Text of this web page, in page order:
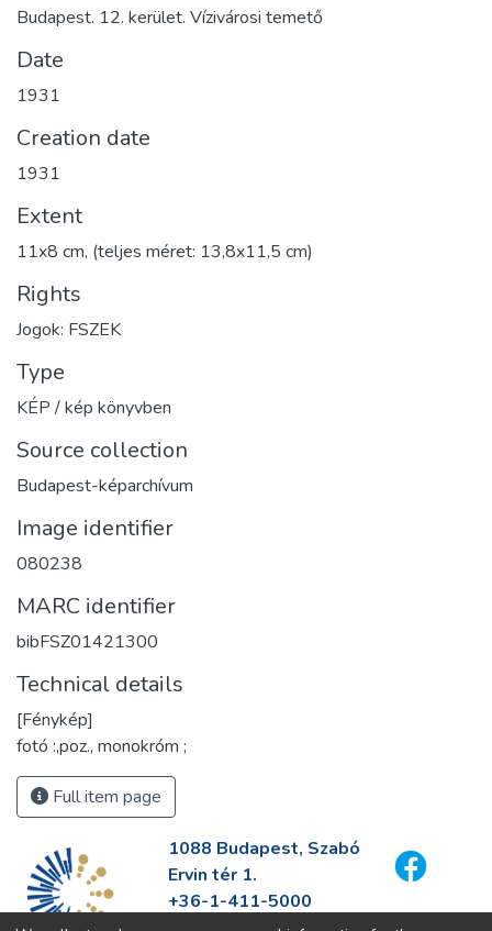
Budapest. 12. kerület. Vízivárosi temető
Date
1931
Creation date
1931
Extent
11x8 cm, (teljes méret: 13,8x11,5 cm)
Rights
Jogok: FSZEK
Type
KÉP / kép könyvben
Source collection
Budapest-képarchívum
Image identifier
080238
MARC identifier
bibFSZ01421300
Technical details
[Fénykép]
fotó :,poz., monokróm ;
Full item page
1088 Budapest, Szabó
Ervin tér 1.
+36-1-411-5000